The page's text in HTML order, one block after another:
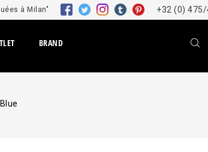
à Milan" +32 (0)
BRAND